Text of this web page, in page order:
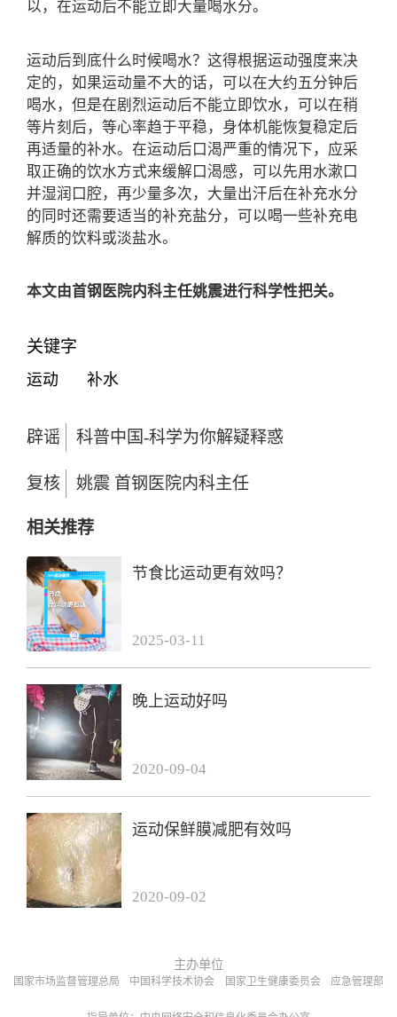
以，在运动后不能立即大量喝水分。
运动后到底什么时候喝水？这得根据运动强度来决
定的，如果运动量不大的话，可以在大约五分钟后
喝水，但是在剧烈运动后不能立即饮水，可以在稍
等片刻后，等心率趋于平稳，身体机能恢复稳定后
再适量的补水。在运动后口渴严重的情况下，应采
取正确的饮水方式来缓解口渴感，可以先用水漱口
并湿润口腔，再少量多次，大量出汗后在补充水分
的同时还需要适当的补充盐分，可以喝一些补充电
解质的饮料或淡盐水。
本文由首钢医院内科主任姚震进行科学性把关。
关键字
运动 补水
辟谣 科普中国-科学为你解疑释惑
复核 姚震 首钢医院内科主任
相关推荐
节食比运动更有效吗？
2025-03-11
晚上运动好吗
2020-09-04
运动保鲜膜减肥有效吗
2020-09-02
主办单位
国家市场监督管理总局 中国科学技术协会 国家卫生健康委员会 应急管理部